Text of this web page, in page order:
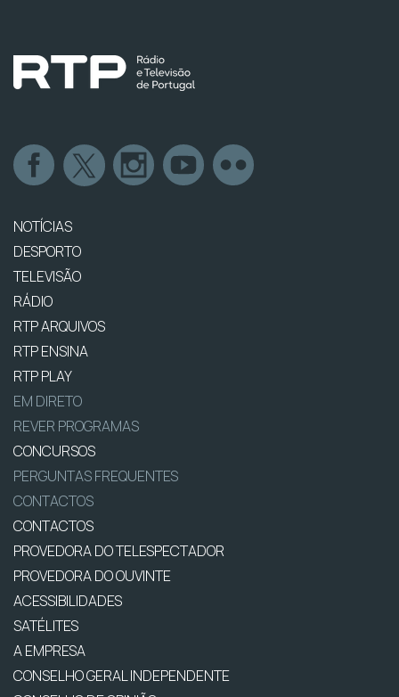
NOTÍCIAS
DESPORTO
TELEVISÃO
RÁDIO
RTP ARQUIVOS
RTP ENSINA
RTP PLAY
EM DIRETO
REVER PROGRAMAS
CONCURSOS
PERGUNTAS FREQUENTES
CONTACTOS
CONTACTOS
PROVEDORA DO TELESPECTADOR
PROVEDORA DO OUVINTE
ACESSIBILIDADES
SATÉLITES
A EMPRESA
CONSELHO GERAL INDEPENDENTE